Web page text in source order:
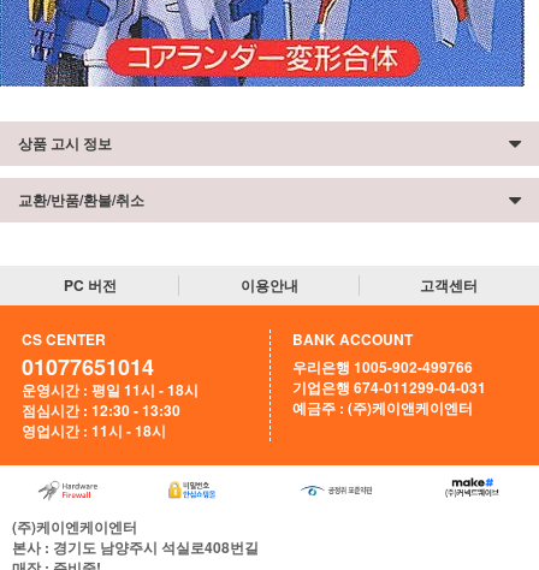
상품 고시 정보
교환/반품/환불/취소
PC 버전 이용안내 고객센터
CS CENTER
01077651014
운영시간 : 평일 11시 - 18시
점심시간 : 12:30 - 13:30
영업시간 : 11시 - 18시
BANK ACCOUNT
우리은행 1005-902-499766
기업은행 674-011299-04-031
예금주 : (주)케이앤케이엔터
(주)케이엔케이엔터
본사: 경기도 남양주시 석실로408번길